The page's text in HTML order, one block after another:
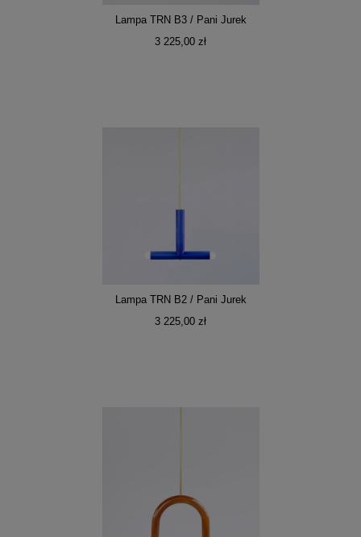
Lampa TRN B3 / Pani Jurek
3 225,00 zł
Lampa TRN B2 / Pani Jurek
3 225,00 zł